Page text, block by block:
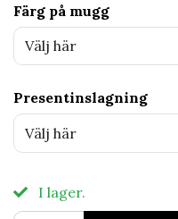
Färg på mugg
Välj här
Presentinslagning
Välj här
I lager.